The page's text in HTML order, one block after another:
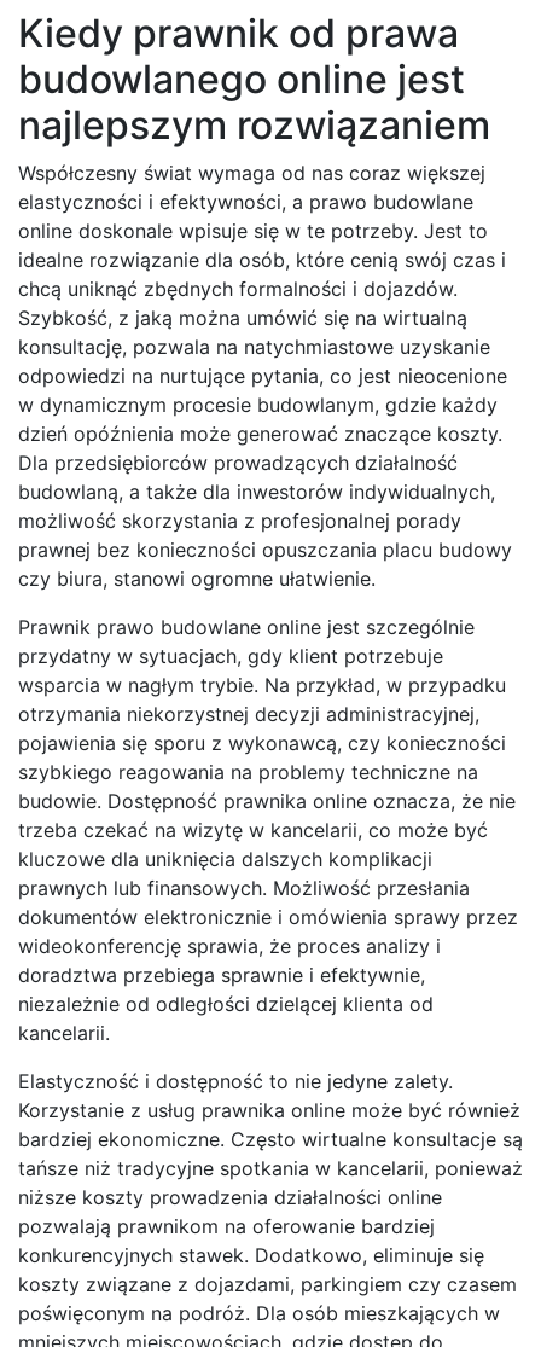
Kiedy prawnik od prawa
budowlanego online jest
najlepszym rozwiązaniem
Współczesny świat wymaga od nas coraz większej
elastyczności i efektywności, a prawo budowlane
online doskonale wpisuje się w te potrzeby. Jest to
idealne rozwiązanie dla osób, które cenią swój czas i
chcą uniknąć zbędnych formalności i dojazdów.
Szybkość, z jaką można umówić się na wirtualną
konsultację, pozwala na natychmiastowe uzyskanie
odpowiedzi na nurtujące pytania, co jest nieocenione
w dynamicznym procesie budowlanym, gdzie każdy
dzień opóźnienia może generować znaczące koszty.
Dla przedsiębiorców prowadzących działalność
budowlaną, a także dla inwestorów indywidualnych,
możliwość skorzystania z profesjonalnej porady
prawnej bez konieczności opuszczania placu budowy
czy biura, stanowi ogromne ułatwienie.
Prawnik prawo budowlane online jest szczególnie
przydatny w sytuacjach, gdy klient potrzebuje
wsparcia w nagłym trybie. Na przykład, w przypadku
otrzymania niekorzystnej decyzji administracyjnej,
pojawienia się sporu z wykonawcą, czy konieczności
szybkiego reagowania na problemy techniczne na
budowie. Dostępność prawnika online oznacza, że nie
trzeba czekać na wizytę w kancelarii, co może być
kluczowe dla uniknięcia dalszych komplikacji
prawnych lub finansowych. Możliwość przesłania
dokumentów elektronicznie i omówienia sprawy przez
wideokonferencję sprawia, że proces analizy i
doradztwa przebiega sprawnie i efektywnie,
niezależnie od odległości dzielącej klienta od
kancelarii.
Elastyczność i dostępność to nie jedyne zalety.
Korzystanie z usług prawnika online może być również
bardziej ekonomiczne. Często wirtualne konsultacje są
tańsze niż tradycyjne spotkania w kancelarii, ponieważ
niższe koszty prowadzenia działalności online
pozwalają prawnikom na oferowanie bardziej
konkurencyjnych stawek. Dodatkowo, eliminuje się
koszty związane z dojazdami, parkingiem czy czasem
poświęconym na podróż. Dla osób mieszkających w
mniejszych miejscowościach, gdzie dostęp do